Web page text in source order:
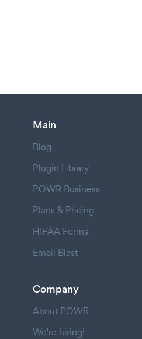
Main
Blog
Plugin Library
POWR Business
Plans & Pricing
HIPAA Forms
Email Blast
Company
About POWR
We're hiring!